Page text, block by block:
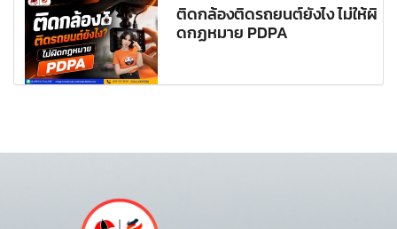
ติดกล้องติดรถยนต์ยังไง ไม่ให้ผิ
ดกฏหมาย PDPA